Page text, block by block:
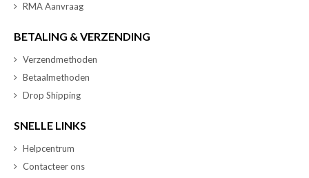
RMA Aanvraag
BETALING & VERZENDING
Verzendmethoden
Betaalmethoden
Drop Shipping
SNELLE LINKS
Helpcentrum
Contacteer ons